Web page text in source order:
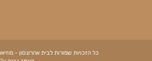
כל הזכויות שמורות לבית אהרונסון -